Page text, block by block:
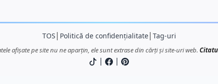
TOS Politică de confidențialitate│ Tag-uri
afișate pe site nu ne aparțin, ele sunt extrase din cărți și site-uri web.
| |